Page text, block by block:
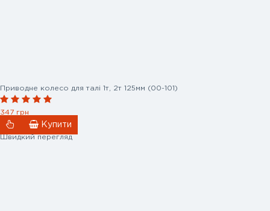
Приводне колесо для талі 1т, 2т 125мм (00-101)
347 грн
Купити
Швидкий перегляд